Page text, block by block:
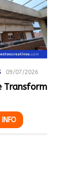
NOTICIAS
Una Terraza Más